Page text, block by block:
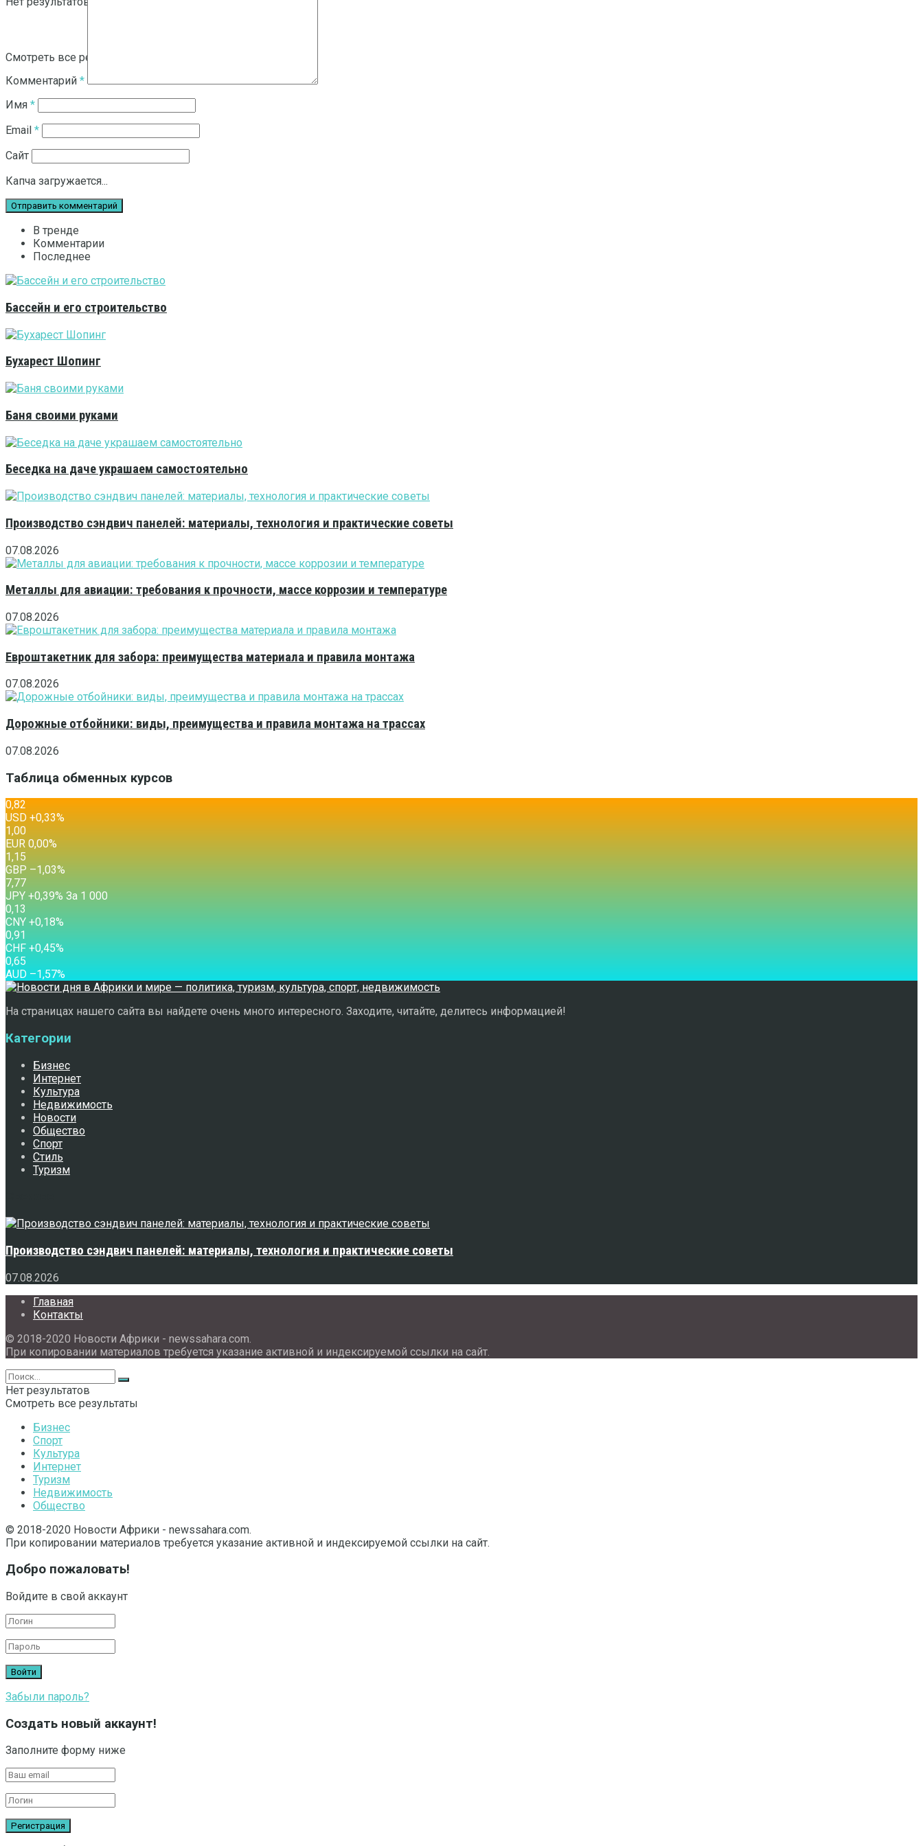
Смотреть все результаты
Комментарий *
Имя *
Email *
Сайт
Капча загружается...
В тренде
Комментарии
Последнее
Бассейн и его строительство
Бухарест Шопинг
Баня своими руками
Беседка на даче украшаем самостоятельно
Производство сэндвич панелей: материалы, технология и практические советы
07.08.2026
Металлы для авиации: требования к прочности, массе коррозии и температуре
07.08.2026
Евроштакетник для забора: преимущества материала и правила монтажа
07.08.2026
Дорожные отбойники: виды, преимущества и правила монтажа на трассах
07.08.2026
Таблица обменных курсов
0,82
USD +0,33%
1,00
EUR 0,00%
1,15
GBP –1,03%
7,77
JPY +0,39% За 1 000
0,13
CNY +0,18%
0,91
CHF +0,45%
0,65
AUD –1,57%
На страницах нашего сайта вы найдете очень много интересного. Заходите, читайте, делитесь информацией!
Категории
Бизнес
Интернет
Культура
Недвижимость
Новости
Общество
Спорт
Стиль
Туризм
Производство сэндвич панелей: материалы, технология и практические советы
07.08.2026
Главная
Контакты
© 2018-2020 Новости Африки - newssahara.com.
При копировании материалов требуется указание активной и индексируемой ссылки на сайт.
Нет результатов
Смотреть все результаты
Бизнес
Спорт
Культура
Интернет
Туризм
Недвижимость
Общество
© 2018-2020 Новости Африки - newssahara.com.
При копировании материалов требуется указание активной и индексируемой ссылки на сайт.
Добро пожаловать!
Войдите в свой аккаунт
Забыли пароль?
Создать новый аккаунт!
Заполните форму ниже